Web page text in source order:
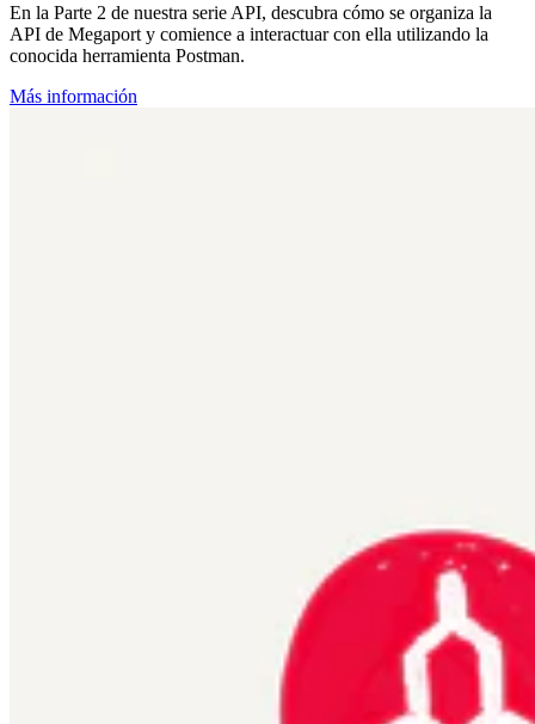
En la Parte 2 de nuestra serie API, descubra cómo se organiza la
API de Megaport y comience a interactuar con ella utilizando la
conocida herramienta Postman.
Más información